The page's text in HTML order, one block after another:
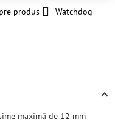
produs
Watchdog
maximă de 12 mm